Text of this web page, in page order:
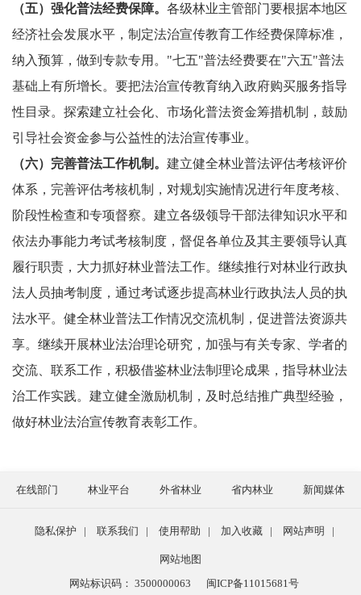
（五）强化普法经费保障。 各级林业主管部门要根据本地区
经济社会发展水平，制定法治宣传教育工作经费保障标准，
纳入预算，做到专款专用。"七五"普法经费要在"六五"普法
基础上有所增长。要把法治宣传教育纳入政府购买服务指导
性目录。探索建立社会化、市场化普法资金筹措机制，鼓励
引导社会资金参与公益性的法治宣传事业。
（六）完善普法工作机制。 建立健全林业普法评估考核评价
体系，完善评估考核机制，对规划实施情况进行年度考核、
阶段性检查和专项督察。建立各级领导干部法律知识水平和
依法办事能力考试考核制度，督促各单位及其主要领导认真
履行职责，大力抓好林业普法工作。继续推行对林业行政执
法人员抽考制度，通过考试逐步提高林业行政执法人员的执
法水平。健全林业普法工作情况交流机制，促进普法资源共
享。继续开展林业法治理论研究，加强与有关专家、学者的
交流、联系工作，积极借鉴林业法制理论成果，指导林业法
治工作实践。建立健全激励机制，及时总结推广典型经验，
做好林业法治宣传教育表彰工作。
在线部门 林业平台 外省林业 省内林业 新闻媒体
隐私保护 | 联系我们 | 使用帮助 | 加入收藏 | 网站声明 |
网站地图
网站标识码： 3500000063
闽ICP备11015681号